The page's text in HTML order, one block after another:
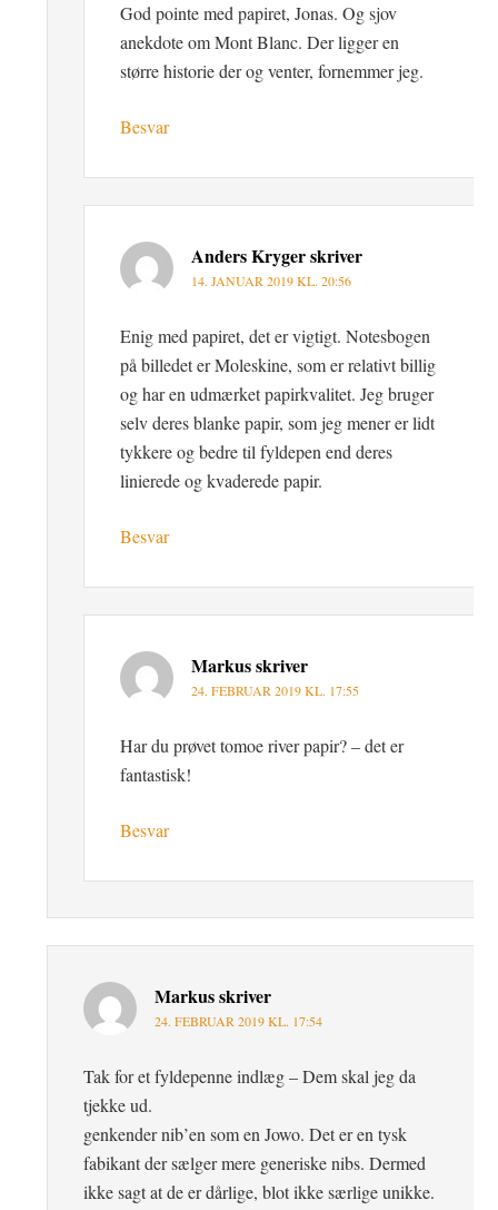
God pointe med papiret, Jonas. Og sjov
anekdote om Mont Blanc. Der ligger en
større historie der og venter, fornemmer jeg.
Besvar
Anders Krygerskriver
14. JANUAR 2019 KL. 20:56
Enig med papiret, det er vigtigt. Notesbogen
på billedet er Moleskine, som er relativt billig
og har en udmærket papirkvalitet. Jeg bruger
selv deres blanke papir, som jeg mener er lidt
tykkere og bedre til fyldepen end deres
linierede og kvaderede papir.
Besvar
Markusskriver
24. FEBRUAR 2019 KL. 17:55
Har du prøvet tomoe river papir? – det er
fantastisk!
Besvar
Markusskriver
24. FEBRUAR 2019 KL. 17:54
Tak for et fyldepenne indlæg – Dem skal jeg da
tjekke ud.
genkender nib’en som en Jowo. Det er en tysk
fabikant der sælger mere generiske nibs. Dermed
ikke sagt at de er dårlige, blot ikke særlige unikke.